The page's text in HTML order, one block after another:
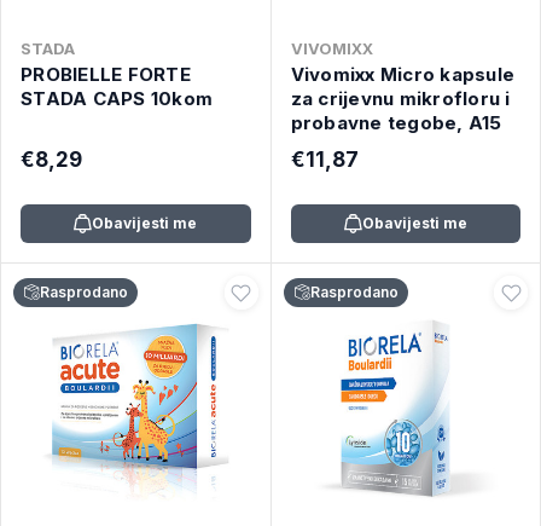
STADA
PROBIELLE FORTE
STADA CAPS 10kom
€8,29
Obavijesti me
VIVOMIXX
Vivomixx Micro kapsule
za crijevnu mikrofloru i
probavne tegobe, A15
€11,87
Obavijesti me
Rasprodano Rasprodano